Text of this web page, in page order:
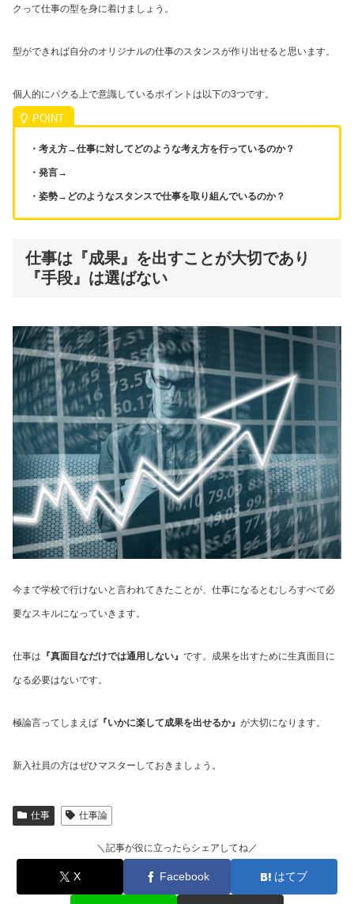
クって仕事の型を身に着けましょう。
型ができれば自分のオリジナルの仕事のスタンスが作り出せると思います。
個人的にパクる上で意識しているポイントは以下の3つです。
・考え方→仕事に対してどのような考え方を行っているのか？
・発言→
・姿勢→どのようなスタンスで仕事を取り組んでいるのか？
仕事は『成果』を出すことが大切であり
『手段』は選ばない
今まで学校で行けないと言われてきたことが、仕事になるとむしろすべて必
要なスキルになっていきます。
仕事は 『真面目なだけでは通用しない』 です。成果を出すために生真面目に
なる必要はないです。
極論言ってしまえば 『いかに楽して成果を出せるか』 が大切になります。
新入社員の方はぜひマスターしておきましょう。
仕事 仕事論
＼記事が役に立ったらシェアしてね／
X Facebook はてブ